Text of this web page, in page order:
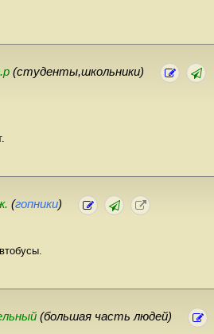
(студенты,школьники)
(гопники)
(большая часть людей)